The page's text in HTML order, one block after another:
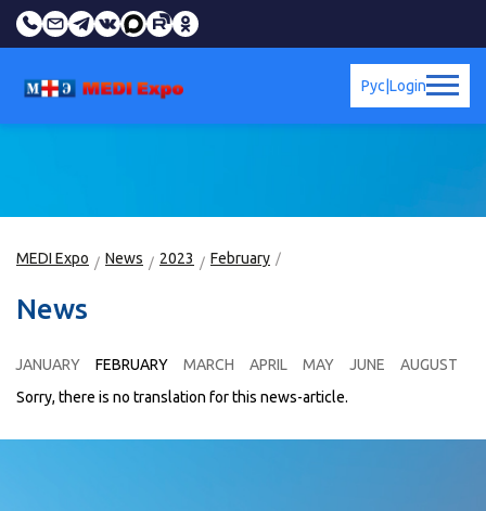
Login
Рус
MEDI Expo News 2023 February
News
JANUARY FEBRUARY MARCH APRIL MAY JUNE
AUGUST
Sorry, there is no translation for this news-article.